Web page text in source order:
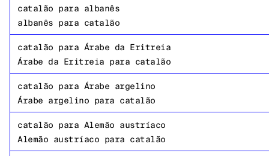
catalão para albanês
albanês para catalão
catalão para Árabe da Eritreia
Árabe da Eritreia para catalão
catalão para Árabe argelino
Árabe argelino para catalão
catalão para Alemão austríaco
Alemão austríaco para catalão